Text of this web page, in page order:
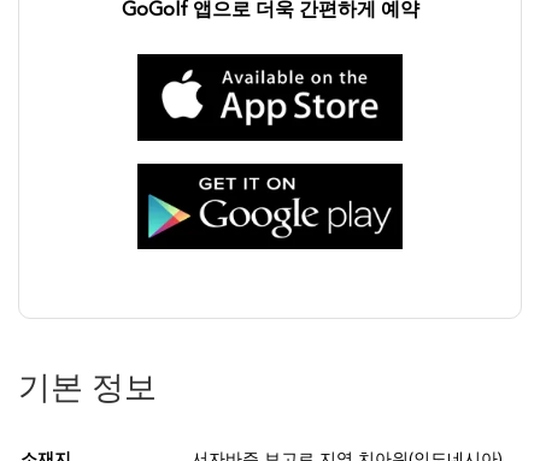
GoGolf 앱으로 더욱 간편하게 예약
기본 정보